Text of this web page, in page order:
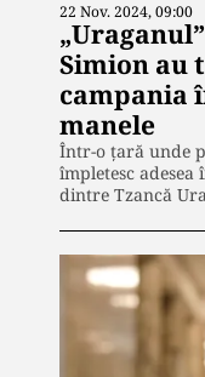
22 Nov. 2024, 09:00
Simion au
campania
manele
Într-o țară unde
împletesc
dintre Tzancă